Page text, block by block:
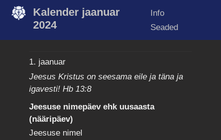
Kalender jaanuar
2024
Info
Seaded
1. jaanuar
Jeesus Kristus on seesama eile ja täna ja
igavesti! Hb 13:8
Jeesuse nimepäev ehk uusaasta
(nääripäev)
Jeesuse nimel